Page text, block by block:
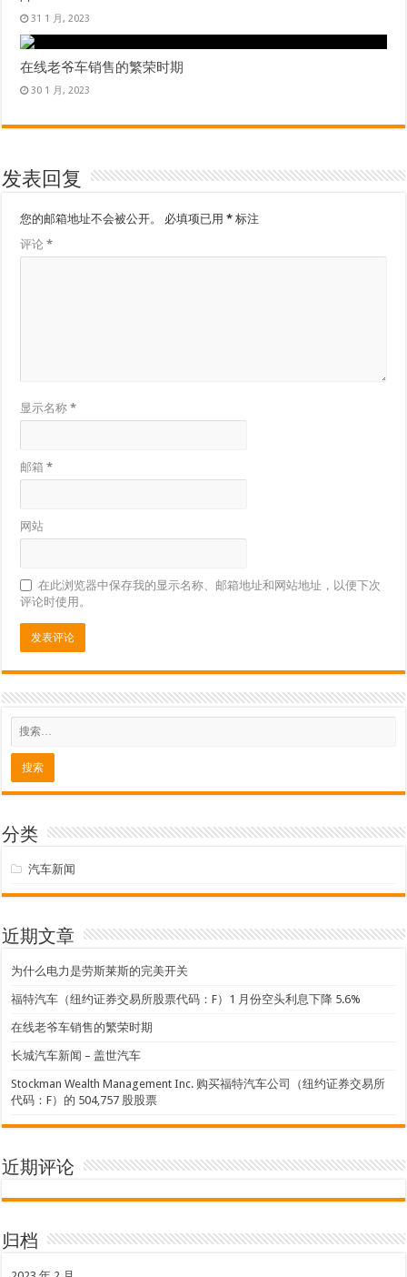
31 1 月, 2023
在线老爷车销售的繁荣时期
30 1 月, 2023
发表回复
您的邮箱地址不会被公开。 必填项已用* 标注
评论*
显示名称*
邮箱*
网站
在此浏览器中保存我的显示名称、邮箱地址和网站地址，以便下次
评论时使用。
分类
汽车新闻
近期文章
为什么电力是劳斯莱斯的完美开关
福特汽车（纽约证券交易所股票代码：F）1 月份空头利息下降 5.6%
在线老爷车销售的繁荣时期
长城汽车新闻 – 盖世汽车
Stockman Wealth Management Inc. 购买福特汽车公司（纽约证券交易所
代码：F）的 504,757 股股票
近期评论
归档